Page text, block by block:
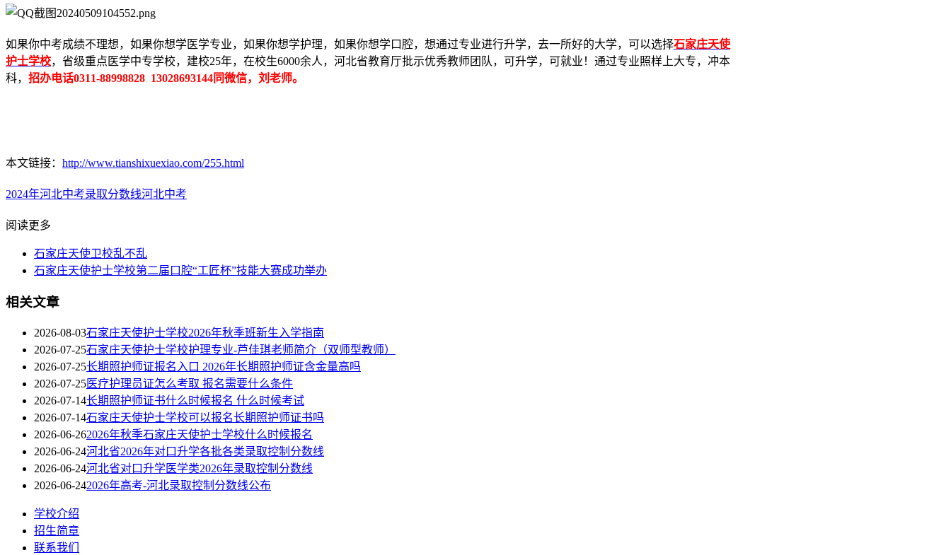
如果你中考成绩不理想，如果你想学医学专业，如果你想学护理，如果你想学口腔，想通过专业进行升学，去一所好的大学，可以选择石家庄天使
护士学校，省级重点医学中专学校，建校25年，在校生6000余人，河北省教育厅批示优秀教师团队，可升学，可就业！通过专业照样上大专，冲本
科， 招办电话0311-88998828 13028693144同微信，刘老师。
本文链接： http://www.tianshixuexiao.com/255.html
2024年河北中考录取分数线河北中考
阅读更多
石家庄天使卫校乱不乱
石家庄天使护士学校第二届口腔“工匠杯”技能大赛成功举办
相关文章
2026-08-03石家庄天使护士学校2026年秋季班新生入学指南
2026-07-25石家庄天使护士学校护理专业-芦佳琪老师简介（双师型教师）
2026-07-25长期照护师证报名入口 2026年长期照护师证含金量高吗
2026-07-25医疗护理员证怎么考取 报名需要什么条件
2026-07-14长期照护师证书什么时候报名 什么时候考试
2026-07-14石家庄天使护士学校可以报名长期照护师证书吗
2026-06-262026年秋季石家庄天使护士学校什么时候报名
2026-06-24河北省2026年对口升学各批各类录取控制分数线
2026-06-24河北省对口升学医学类2026年录取控制分数线
2026-06-242026年高考-河北录取控制分数线公布
学校介绍
招生简章
联系我们